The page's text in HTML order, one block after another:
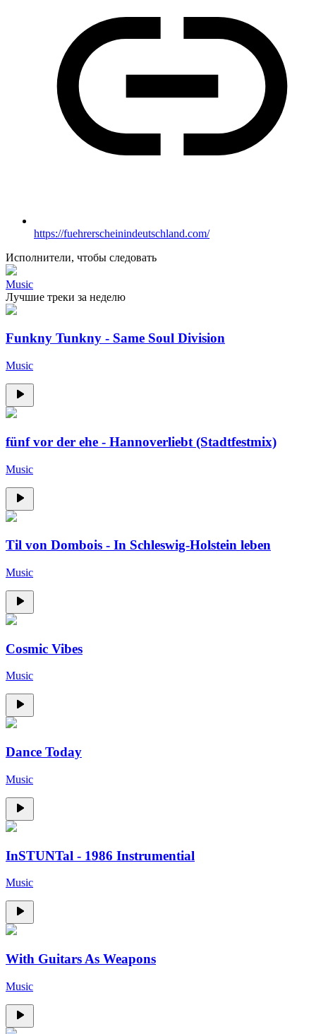
https://fuehrerscheinindeutschland.com/
Исполнители, чтобы следовать
Music
Лучшие треки за неделю
Funkny Tunkny - Same Soul Division
Music
fünf vor der ehe - Hannoverliebt (Stadtfestmix)
Music
Til von Dombois - In Schleswig-Holstein leben
Music
Cosmic Vibes
Music
Dance Today
Music
InSTUNTal - 1986 Instrumential
Music
With Guitars As Weapons
Music